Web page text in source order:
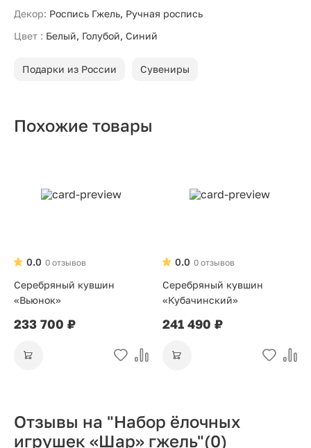
Декор: Роспись Гжель, Ручная роспись
Цвет : Белый, Голубой, Синий
Подарки из России Сувениры
Похожие товары
0 отзывов
0.0
Серебряный кувшин
«Вьюнок»
233 700 ₽
0 отзывов
0.0
Серебряный кувшин
«Кубачинский»
241 490 ₽
Отзывы на "Набор ёлочных
игрушек «Шар» гжель"(0)